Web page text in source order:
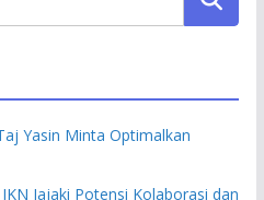
Yasin Minta Optimalkan
Jajaki Potensi Kolaborasi dan